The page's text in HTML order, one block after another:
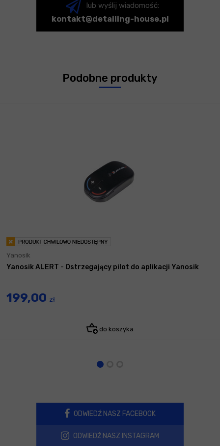
lub wyślij wiadomość:
kontakt@detailing-house.pl
Podobne produkty
Yanosik
Yanosik ALERT - Ostrzegający pilot do aplikacji Yanosik
199,00 zł
do koszyka
ODWIEDŹ NASZ FACEBOOK
ODWIEDŹ NASZ INSTAGRAM